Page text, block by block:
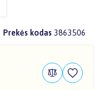
Prekės kodas 3863506